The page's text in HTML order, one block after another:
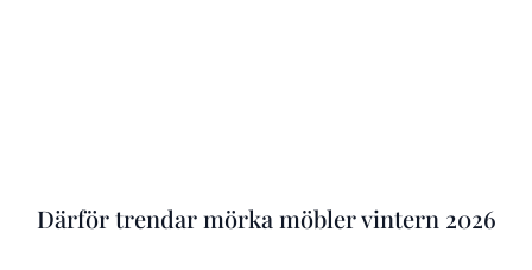
Därför trendar mörka möbler vintern 2026